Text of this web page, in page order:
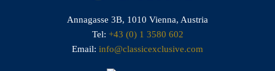
Annagasse 3B, 1010 Vienna, Austria
Tel: +43 (0) 1 3580 602
Email: info@classicexclusive.com